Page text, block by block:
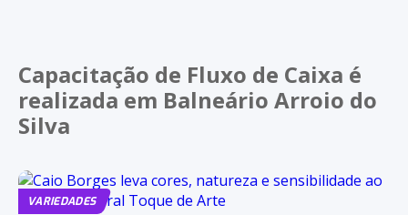
Capacitação de Fluxo de Caixa é
realizada em Balneário Arroio do
Silva
VARIEDADES